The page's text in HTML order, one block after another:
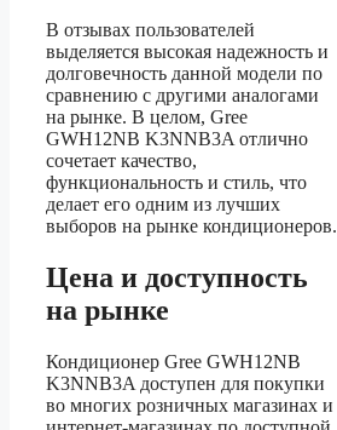
В отзывах пользователей
выделяется высокая надежность и
долговечность данной модели по
сравнению с другими аналогами
на рынке. В целом, Gree
GWH12NB K3NNB3A отлично
сочетает качество,
функциональность и стиль, что
делает его одним из лучших
выборов на рынке кондиционеров.
Цена и доступность
на рынке
Кондиционер Gree GWH12NB
K3NNB3A доступен для покупки
во многих розничных магазинах и